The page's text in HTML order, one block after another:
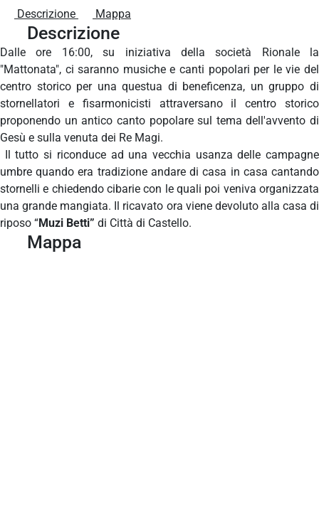
Descrizione
Mappa
Descrizione
Dalle ore 16:00, su iniziativa della società Rionale la
"Mattonata", ci saranno musiche e canti popolari per le vie del
centro storico per una questua di beneficenza, un gruppo di
stornellatori e fisarmonicisti attraversano il centro storico
proponendo un antico canto popolare sul tema dell'avvento di
Gesù e sulla venuta dei Re Magi.
Il tutto si riconduce ad una vecchia usanza delle campagne
umbre quando era tradizione andare di casa in casa cantando
stornelli e chiedendo cibarie con le quali poi veniva organizzata
una grande mangiata. Il ricavato ora viene devoluto alla casa di
riposo “Muzi Betti” di Città di Castello.
Mappa